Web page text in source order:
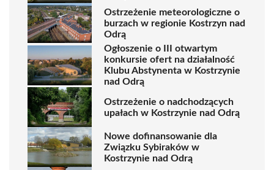
Ostrzeżenie meteorologiczne o
burzach w regionie Kostrzyn nad
Odrą
Ogłoszenie o III otwartym
konkursie ofert na działalność
Klubu Abstynenta w Kostrzynie
nad Odrą
Ostrzeżenie o nadchodzących
upałach w Kostrzynie nad Odrą
Nowe dofinansowanie dla
Związku Sybiraków w
Kostrzynie nad Odrą